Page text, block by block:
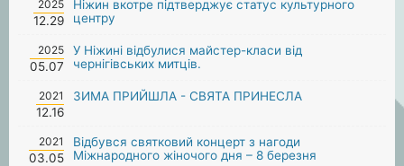
2025
12.29
Ніжин вкотре підтверджує статус культурного
центру
2025
05.07
У Ніжині відбулися майстер-класи від
чернігівських митців.
2021
12.16
ЗИМА ПРИЙШЛА - СВЯТА ПРИНЕСЛА
2021
03.05
Відбувся святковий концерт з нагоди
Міжнародного жіночого дня – 8 березня